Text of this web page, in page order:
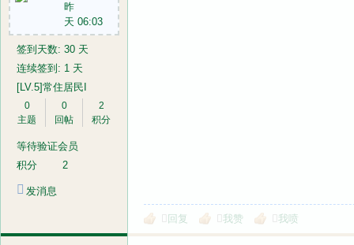
昨
天 06:03
签到天数: 30 天
连续签到: 1 天
[LV.5]常住居民I
0
主题
0
回帖
2
积分
等待验证会员
积分
2
发消息
回复 我赞 我喷